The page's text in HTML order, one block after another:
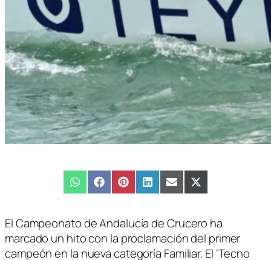
Compartir
en
WhatsAppCompartir
en
FacebookCompartir
en
PinterestCompartir
en
LinkedInCompartir
en
EmailCompartir
en
X
(Twitter)
El Campeonato de Andalucía de Crucero ha
marcado un hito con la proclamación del primer
campeón en la nueva categoría Familiar. El ‘Tecno